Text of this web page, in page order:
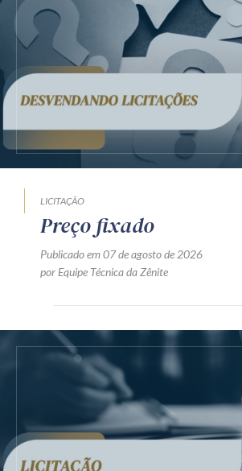
LICITAÇÃO
Preço fixado
Publicado em 07 de agosto de 2026
por Equipe Técnica da Zênite